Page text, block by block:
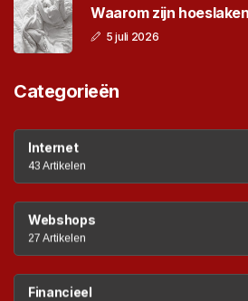
Waarom zijn
5 juli 2026
Categorieën
Internet
43 Artikelen
Webshops
27 Artikelen
Financieel